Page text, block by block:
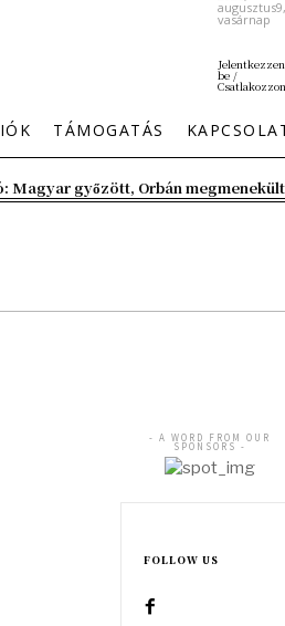
augusztus9,
vasárnap
Jelentkezzen
be /
Csatlakozzon
TÁMOGATÁS
Magyar győzött, Orbán megmenekült
- A WORD FROM OUR
SPONSORS -
FOLLOW US